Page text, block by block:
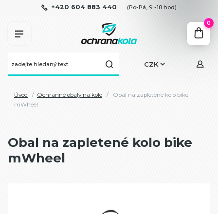
CZK
+420 604 883 440 (Po-Pá, 9 -18 hod)
0
Úvod Ochranné obaly na kolo
Obal na zapletené kolo bike
mWheel
Obal na zapletené kolo bike
mWheel